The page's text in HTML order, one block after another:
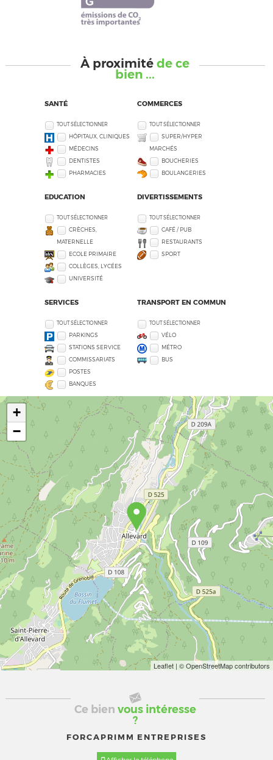
À proximitéde ce
bien ...
SANTÉ
TOUT SÉLECTIONNER
HÔPITAUX, CLINIQUES
MÉDECINS
DENTISTES
PHARMACIES
COMMERCES
TOUT SÉLECTIONNER
SUPER/HYPER
MARCHÉS
BOUCHERIES
BOULANGERIES
EDUCATION
TOUT SÉLECTIONNER
CRÈCHES,
MATERNELLE
ECOLE PRIMAIRE
COLLÈGES, LYCÉES
UNIVERSITÉ
DIVERTISSEMENTS
TOUT SÉLECTIONNER
CAFÉ / PUB
RESTAURANTS
SPORT
SERVICES
TOUT SÉLECTIONNER
PARKINGS
STATIONS SERVICE
COMMISSARIATS
POSTES
BANQUES
TRANSPORT EN COMMUN
TOUT SÉLECTIONNER
VÉLO
MÉTRO
BUS
+
−
Leaflet | © OpenStreetMap contributors
Ce bien vous intéresse
?
FORCAPRIMM ENTREPRISES